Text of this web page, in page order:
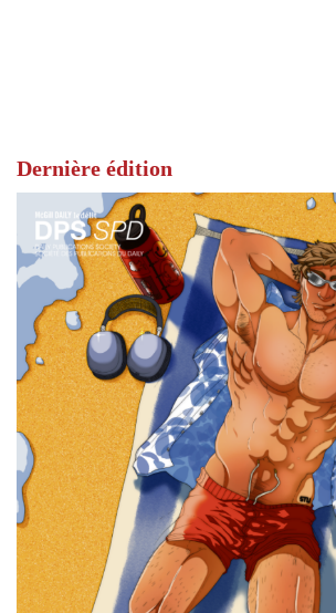
Dernière édition